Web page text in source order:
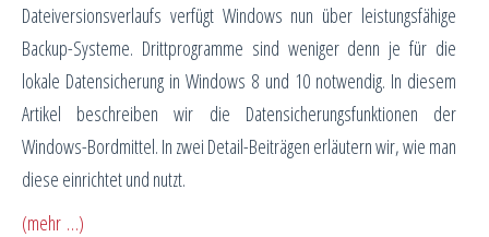
Dateiversionsverlaufs verfügt Windows nun über leistungsfähige
Backup-Systeme. Drittprogramme sind weniger denn je für die
lokale Datensicherung in Windows 8 und 10 notwendig. In diesem
Artikel beschreiben wir die Datensicherungsfunktionen der
Windows-Bordmittel. In zwei Detail-Beiträgen erläutern wir, wie man
diese einrichtet und nutzt.
(mehr …)